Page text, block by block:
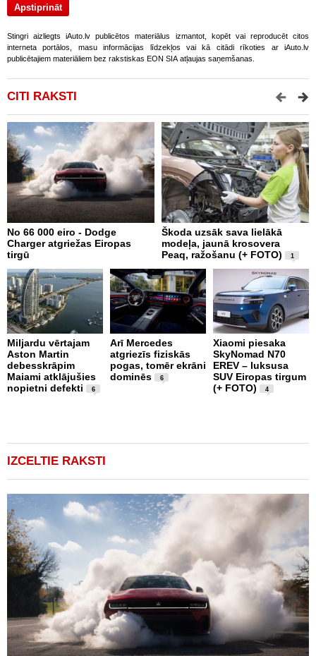
Stingri aizliegts iAuto.lv publicētos materiālus izmantot, kopēt vai reproducēt citos
interneta portālos, masu informācijas līdzekļos vai kā citādi rīkoties ar iAuto.lv
publicētajiem materiāliem bez rakstiskas EON SIA atļaujas saņemšanas.
CITI RAKSTI
No 66 000 eiro - Dodge
Charger atgriežas Eiropas
tirgū
Škoda uzsāk sava lielākā
modeļa, jaunā krosovera
Peaq, ražošanu (+ FOTO)
1
Miljardu vērtajam
Aston Martin
debesskrāpim
Maiami atklājušies
nopietni defekti
6
Arī Mercedes
atgriezīs fiziskās
pogas, tomēr ekrāni
dominēs
6
Xiaomi piesaka
SkyNomad N70
EREV – luksusa
SUV Eiropas tirgum
(+ FOTO)
4
IZCELTIE RAKSTI